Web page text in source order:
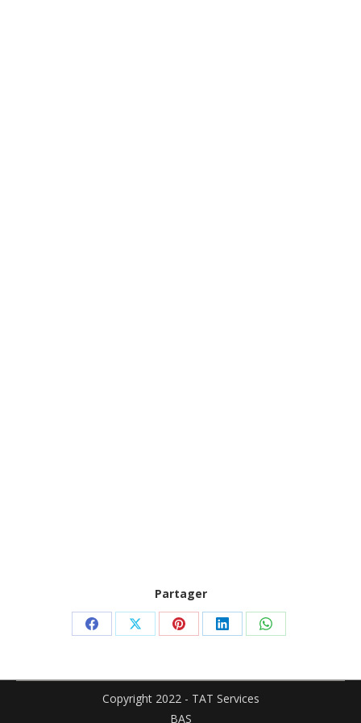
Partager
Partager
Facebook
Partager
X
Partager
Pinterest
Partager
LinkedIn
Partager
WhatsApp
Copyright 2022 - TAT Services
BAS